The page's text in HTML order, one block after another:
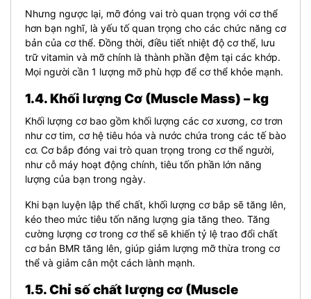
Nhưng ngược lại, mỡ đóng vai trò quan trọng với cơ thể
hơn bạn nghĩ, là yếu tố quan trọng cho các chức năng cơ
bản của cơ thể. Đồng thời, điều tiết nhiệt độ cơ thể, lưu
trữ vitamin và mỡ chính là thành phần đệm tại các khớp.
Mọi người cần 1 lượng mỡ phù hợp để cơ thể khỏe mạnh.
1.4. Khối lượng Cơ (Muscle Mass) – kg
Khối lượng cơ bao gồm khối lượng các cơ xương, cơ trơn
như cơ tim, cơ hệ tiêu hóa và nước chứa trong các tế bào
cơ. Cơ bắp đóng vai trò quan trọng trong cơ thể người,
như cỗ máy hoạt động chính, tiêu tốn phần lớn năng
lượng của bạn trong ngày.
Khi bạn luyện lập thể chất, khối lượng cơ bắp sẽ tăng lên,
kéo theo mức tiêu tốn năng lượng gia tăng theo. Tăng
cường lượng cơ trong cơ thể sẽ khiến tỷ lệ trao đổi chất
cơ bản BMR tăng lên, giúp giảm lượng mỡ thừa trong cơ
thể và giảm cân một cách lành mạnh.
1.5. Chỉ số chất lượng cơ (Muscle